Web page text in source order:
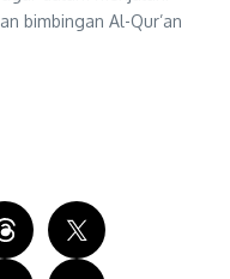
bimbingan Al-Qur’an